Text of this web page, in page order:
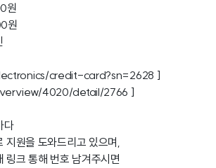
원
원
credit-card?sn=2628 ]
4020/detail/2766 ]
다
지원을 도와드리고 있으며,
링크 통해 번호 남겨주시면